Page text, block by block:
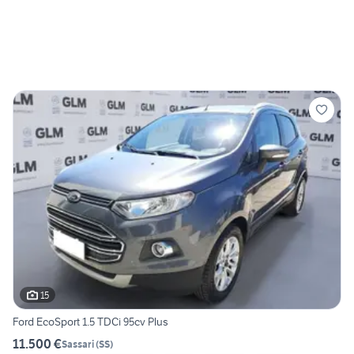
15
Ford EcoSport 1.5 TDCi 95cv Plus
11.500 €Sassari(SS)